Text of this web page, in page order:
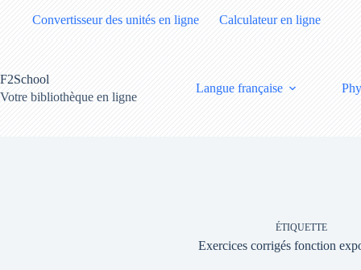
Convertisseur des unités en ligne Calculateur en ligne
F2School
Votre bibliothèque en ligne
Langue française
ÉTIQUETTE
Exercices corrigés fonction